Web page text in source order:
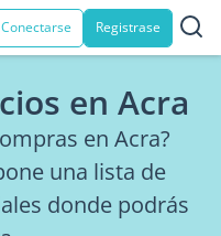
Conectarse Registrase
en Acra
en Acra?
una lista de
donde podrás